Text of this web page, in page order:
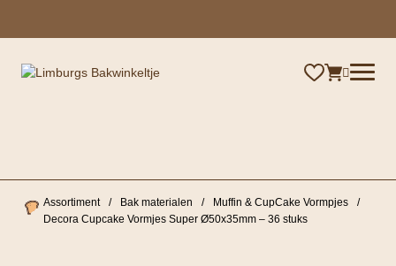
Assortiment / Bak materialen / Muffin & CupCake Vormpjes
/
Decora Cupcake Vormjes Super Ø50x35mm – 36 stuks